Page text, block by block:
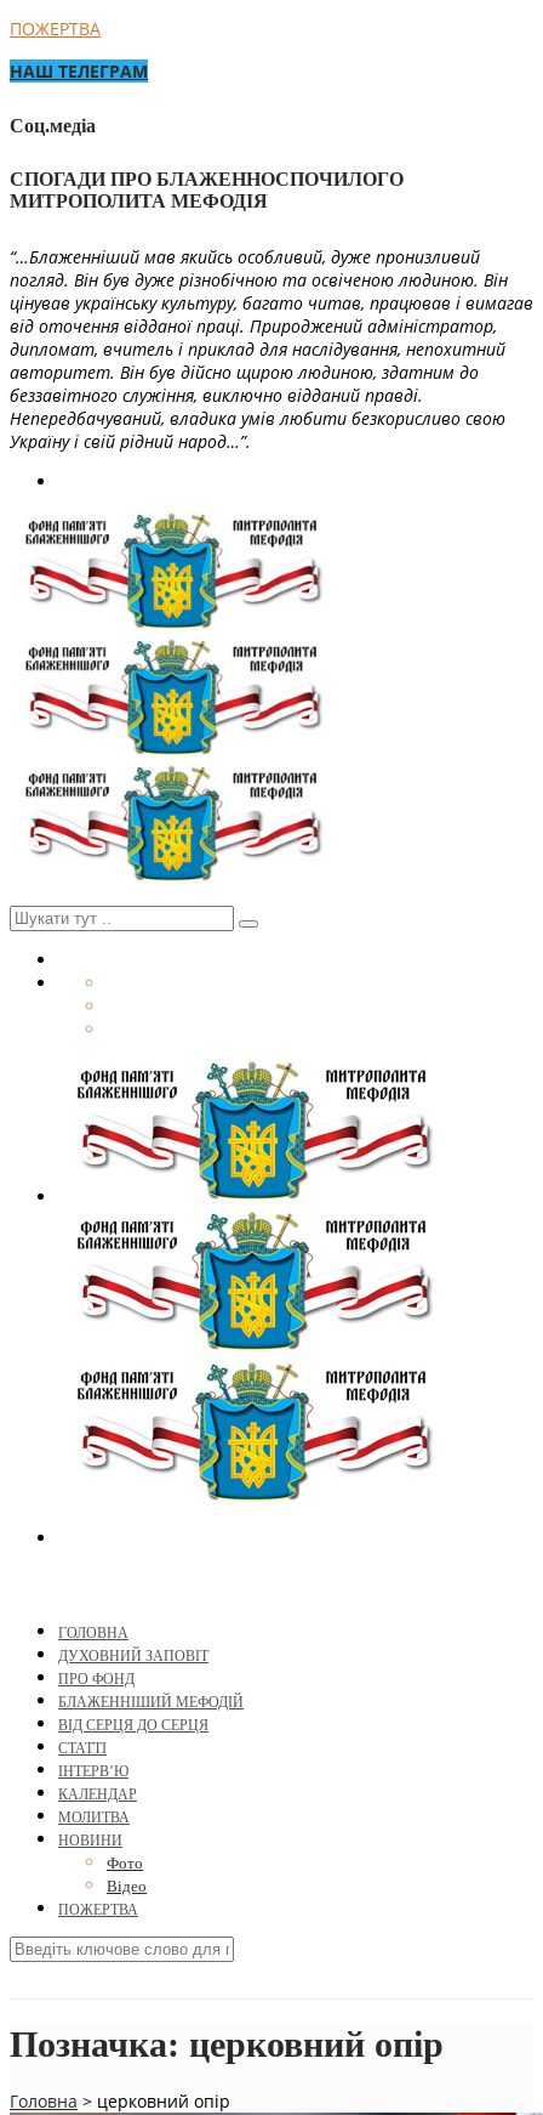
ПОЖЕРТВА
НАШ ТЕЛЕГРАМ
Соц.медіа
СПОГАДИ ПРО БЛАЖЕННОСПОЧИЛОГО
МИТРОПОЛИТА МЕФОДІЯ
“…Блаженніший мав якийсь особливий, дуже пронизливий
погляд. Він був дуже різнобічною та освіченою людиною. Він
цінував українську культуру, багато читав, працював і вимагав
від оточення відданої праці. Природжений адміністратор,
дипломат, вчитель і приклад для наслідування, непохитний
авторитет. Він був дійсно щирою людиною, здатним до
беззавітного служіння, виключно відданий правді.
Непередбачуваний, владика умів любити безкорисливо свою
Україну і свій рідний народ…”.
ГОЛОВНА
ДУХОВНИЙ ЗАПОВІТ
ПРО ФОНД
БЛАЖЕННІШИЙ МЕФОДІЙ
ВІД СЕРЦЯ ДО СЕРЦЯ
СТАТТІ
ІНТЕРВ’Ю
КАЛЕНДАР
МОЛИТВА
НОВИНИ
Фото
Відео
ПОЖЕРТВА
Позначка: церковний опір
Головна > церковний опір